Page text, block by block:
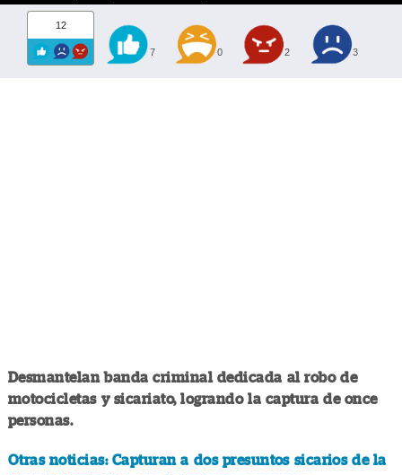
12
7 0 2 3
Desmantelan banda criminal dedicada al robo de
motocicletas y sicariato, logrando la captura de once
personas.
Otras noticias: Capturan a dos presuntos sicarios de la